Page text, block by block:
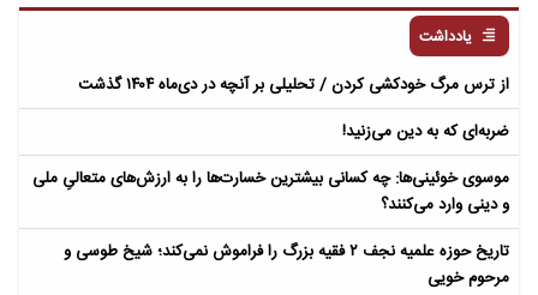
یادداشت
از ترس مرگ خودکشی کردن / تحلیلی بر آنچه در دی‌ماه ۱۴۰۴ گذشت
ضربه‌ای که به دین می‌زنید!
موسوی خوئینی‌ها: چه کسانی بیشترین خسارت‌ها را به ارزش‌های متعالیِ ملی
و دینی وارد می‌کنند؟
تاریخ حوزه علمیه نجف ۲ فقیه بزرگ را فراموش نمی‌کند؛ شیخ طوسی و
مرحوم خویی